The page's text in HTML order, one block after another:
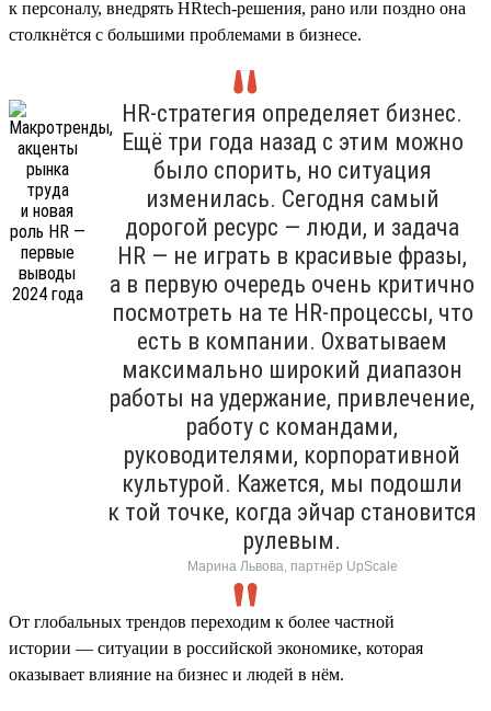
к персоналу, внедрять HRtech-решения, рано или поздно она
столкнётся с большими проблемами в бизнесе.
HR-стратегия определяет бизнес.
Ещё три года назад с этим можно
было спорить, но ситуация
изменилась. Сегодня самый
дорогой ресурс — люди, и задача
HR — не играть в красивые фразы,
а в первую очередь очень критично
посмотреть на те HR-процессы, что
есть в компании. Охватываем
максимально широкий диапазон
работы на удержание, привлечение,
работу с командами,
руководителями, корпоративной
культурой. Кажется, мы подошли
к той точке, когда эйчар становится
рулевым.
Марина Львова, партнёр UpScale
От глобальных трендов переходим к более частной
истории — ситуации в российской экономике, которая
оказывает влияние на бизнес и людей в нём.